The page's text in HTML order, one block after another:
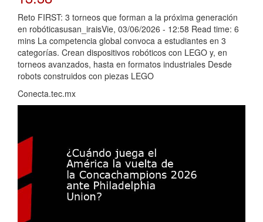
Reto FIRST: 3 torneos que forman a la próxima generación
en robóticasusan_iraisVie, 03/06/2026 - 12:58 Read time: 6
mins La competencia global convoca a estudiantes en 3
categorías. Crean dispositivos robóticos con LEGO y, en
torneos avanzados, hasta en formatos industriales Desde
robots construidos con piezas LEGO
Conecta.tec.mx